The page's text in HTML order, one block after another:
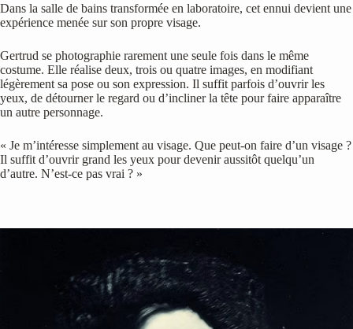
Dans la salle de bains transformée en laboratoire, cet ennui devient une
expérience menée sur son propre visage.
Gertrud se photographie rarement une seule fois dans le même
costume. Elle réalise deux, trois ou quatre images, en modifiant
légèrement sa pose ou son expression. Il suffit parfois d’ouvrir les
yeux, de détourner le regard ou d’incliner la tête pour faire apparaître
un autre personnage.
« Je m’intéresse simplement au visage. Que peut-on faire d’un visage ?
Il suffit d’ouvrir grand les yeux pour devenir aussitôt quelqu’un
d’autre. N’est-ce pas vrai ? »